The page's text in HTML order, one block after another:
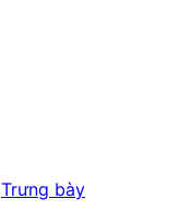
Trưng bày